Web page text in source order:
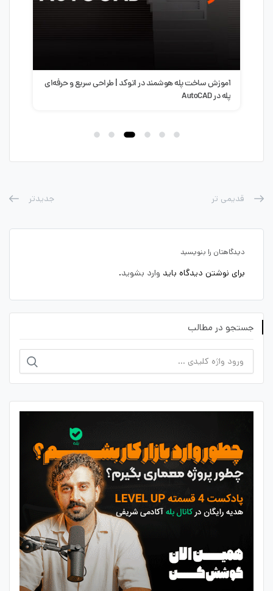
آموزش ساخت پله هوشمند در اتوکد | طراحی سریع و حرفه‌ای
پله در AutoCAD
قدیمی تر جدیدتر
دیدگاهتان را بنویسید
برای نوشتن دیدگاه باید وارد بشوید.
جستجو در مطالب